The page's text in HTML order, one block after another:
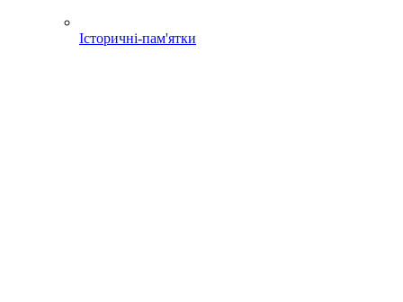
Історичні-пам'ятки